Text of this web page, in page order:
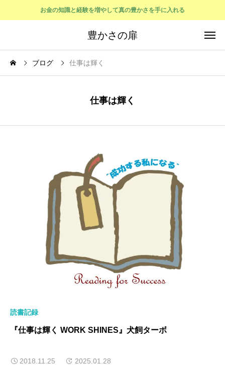
お金の知識と経験を増やして真の豊かさを手に入れる
豊かさの扉
ブログ 仕事は輝く
仕事は輝く
読書記録
『仕事は輝く WORK SHINES』犬飼ターボ
2018.11.25 2025.01.28